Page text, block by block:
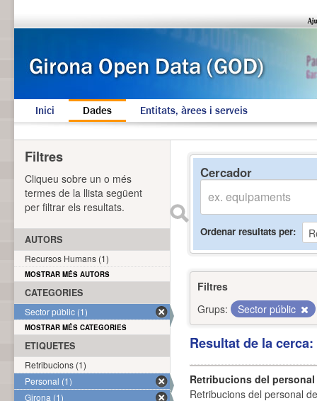
Inici Dades Entitats, àrees i serveis
Cercador
Ordenar resultats per
Filtres
Grups:
Sector públic
Resultat de la
Retribucions del
Retribucions del personal
Filtres
Cliqueu sobre un o més
termes de la llista següent
per filtrar els resultats.
AUTORS
Recursos Humans (1)
MOSTRAR MÉS AUTORS
CATEGORIES
Sector públic (1)
MOSTRAR MÉS CATEGORIES
ETIQUETES
Retribucions (1)
Personal (1)
Girona (1)